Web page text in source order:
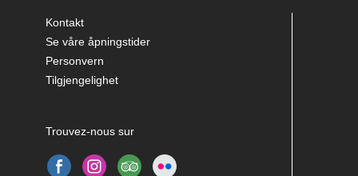
Kontakt
Se våre åpningstider
Personvern
Tilgjengelighet
Trouvez-nous sur